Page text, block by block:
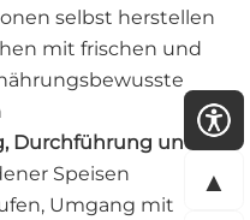
selbst herstellen
mit frischen und
Durchführung und
Speisen
Umgang mit
▲